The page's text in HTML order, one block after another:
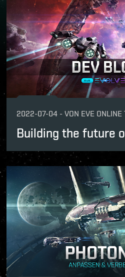
updates
updates
2022-07-04 - VON EVE ONLINE
Building the future
updates
updates
features